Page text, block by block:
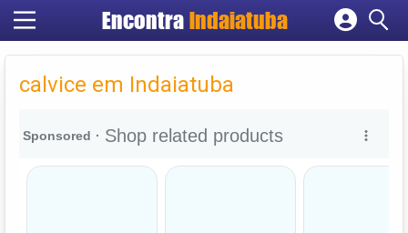
Encontra Indaiatuba
Cadastrar empresa
Criar conta
calvice em Indaiatuba